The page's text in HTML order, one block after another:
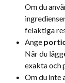
Om du
felaktiga
Ange
När du
exakta och
Om du inte